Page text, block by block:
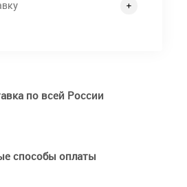
по всей России
способы оплаты